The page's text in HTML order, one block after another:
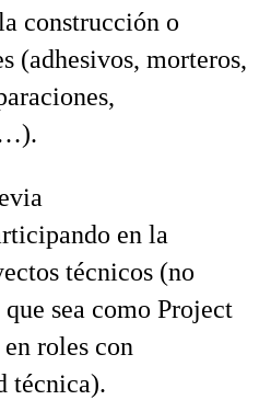
construcción o
(adhesivos, morteros,
en la
técnicos (no
sea como Project
roles con
técnica).